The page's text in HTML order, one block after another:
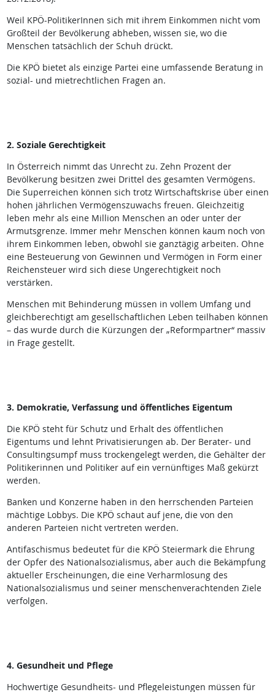
Weil KPÖ-PolitikerInnen sich mit ihrem Einkommen nicht vom
Großteil der Bevölkerung abheben, wissen sie, wo die
Menschen tatsächlich der Schuh drückt.
Die KPÖ bietet als einzige Partei eine umfassende Beratung in
sozial- und mietrechtlichen Fragen an.
2. Soziale Gerechtigkeit
In Österreich nimmt das Unrecht zu. Zehn Prozent der
Bevölkerung besitzen zwei Drittel des gesamten Vermögens.
Die Superreichen können sich trotz Wirtschaftskrise über einen
hohen jährlichen Vermögenszuwachs freuen. Gleichzeitig
leben mehr als eine Million Menschen an oder unter der
Armutsgrenze. Immer mehr Menschen können kaum noch von
ihrem Einkommen leben, obwohl sie ganztägig arbeiten. Ohne
eine Besteuerung von Gewinnen und Vermögen in Form einer
Reichensteuer wird sich diese Ungerechtigkeit noch
verstärken.
Menschen mit Behinderung müssen in vollem Umfang und
gleichberechtigt am gesellschaftlichen Leben teilhaben können
– das wurde durch die Kürzungen der „Reformpartner“ massiv
in Frage gestellt.
3. Demokratie, Verfassung und öffentliches Eigentum
Die KPÖ steht für Schutz und Erhalt des öffentlichen
Eigentums und lehnt Privatisierungen ab. Der Berater- und
Consultingsumpf muss trockengelegt werden, die Gehälter der
Politikerinnen und Politiker auf ein vernünftiges Maß gekürzt
werden.
Banken und Konzerne haben in den herrschenden Parteien
mächtige Lobbys. Die KPÖ schaut auf jene, die von den
anderen Parteien nicht vertreten werden.
Antifaschismus bedeutet für die KPÖ Steiermark die Ehrung
der Opfer des Nationalsozialismus, aber auch die Bekämpfung
aktueller Erscheinungen, die eine Verharmlosung des
Nationalsozialismus und seiner menschenverachtenden Ziele
verfolgen.
4. Gesundheit und Pflege
Hochwertige Gesundheits- und Pflegeleistungen müssen für